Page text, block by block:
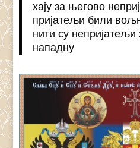
хају за његово
пријатељи били
нити су
нападну